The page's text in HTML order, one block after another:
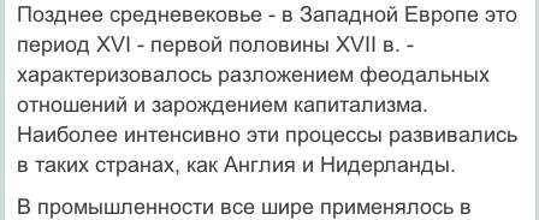
Позднее средневековье - в Западной Европе это
период XVI - первой половины XVII в. -
характеризовалось разложением феодальных
отношений и зарождением капитализма.
Наиболее интенсивно эти процессы развивались
в таких странах, как Англия и Нидерланды.
В промышленности все шире применялось в